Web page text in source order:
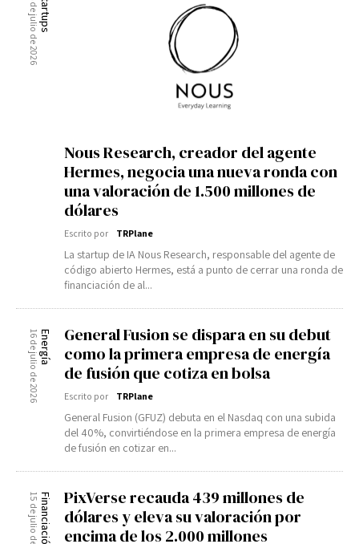
Startups
16 de julio de 2026
Nous Research, creador del agente
Hermes, negocia una nueva ronda con
una valoración de 1.500 millones de
dólares
Escrito por TRPlane
La startup de IA Nous Research, responsable del agente de
código abierto Hermes, está a punto de cerrar una ronda de
financiación de al...
Energía
16 de julio de 2026
General Fusion se dispara en su debut
como la primera empresa de energía
de fusión que cotiza en bolsa
Escrito por TRPlane
General Fusion (GFUZ) debuta en el Nasdaq con una subida
del 40%, convirtiéndose en la primera empresa de energía
de fusión en cotizar en...
Financiación
15 de julio de 2026
PixVerse recauda 439 millones de
dólares y eleva su valoración por
encima de los 2.000 millones